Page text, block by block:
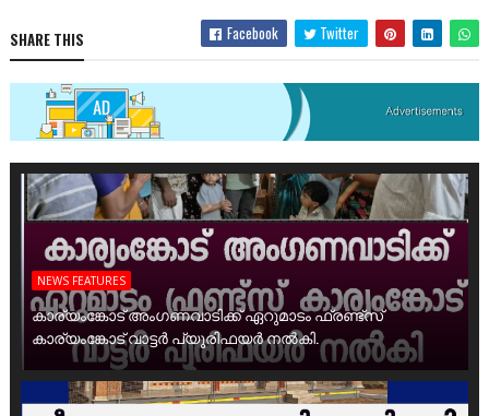
SHARE THIS Facebook Twitter
NEWS FEATURES
കാര്യംങ്കോട് അംഗണവാടിക്ക് ഏറുമാടം ഫ്രണ്ട്സ്
കാര്യംങ്കോട് വാട്ടർ പ്യൂരിഫയർ നൽകി.